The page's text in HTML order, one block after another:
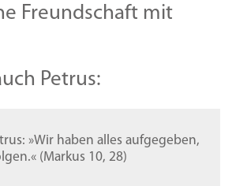
Freundschaft mit
Petrus:
»Wir haben alles aufgegeben,
(Markus 10, 28)